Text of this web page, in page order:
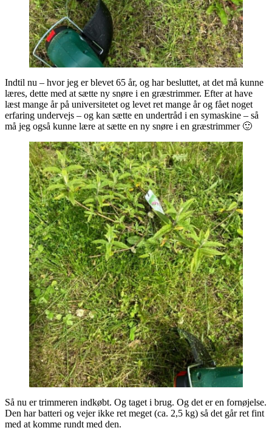
Indtil nu – hvor jeg er blevet 65 år, og har besluttet, at det må kunne
læres, dette med at sætte ny snøre i en græstrimmer. Efter at have
læst mange år på universitetet og levet ret mange år og fået noget
erfaring undervejs – og kan sætte en undertråd i en symaskine – så
må jeg også kunne lære at sætte en ny snøre i en græstrimmer 🙂
Så nu er trimmeren indkøbt. Og taget i brug. Og det er en fornøjelse.
Den har batteri og vejer ikke ret meget (ca. 2,5 kg) så det går ret fint
med at komme rundt med den.